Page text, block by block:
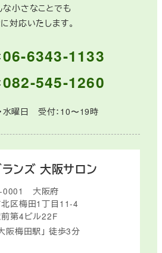
な小さなことでも
対応いたします。
06-6343-1133
082-545-1260
水曜日 受付：10〜19時
ンズ 大阪サロン
大阪府
区梅田1丁目11-4
第4ビル22F
阪梅田駅」 徒歩3分